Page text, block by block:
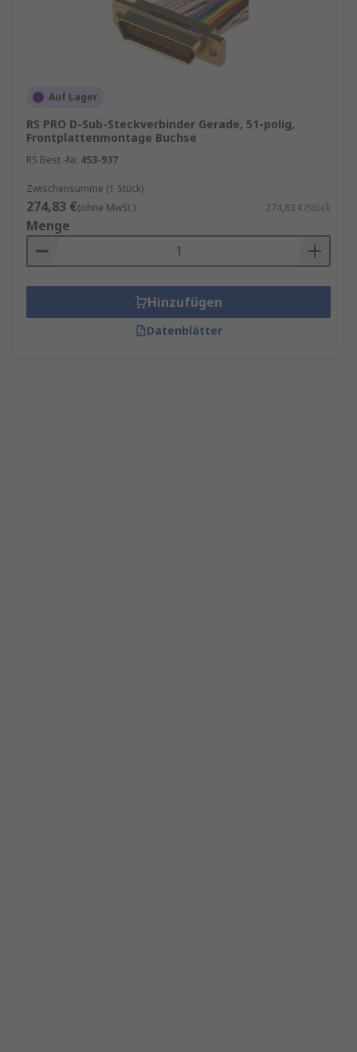
Auf Lager
RS PRO D-Sub-Steckverbinder Gerade, 51-polig,
Frontplattenmontage Buchse
RS Best.-Nr. 453-937
Zwischensumme (1 Stück)
274,83 €(ohne MwSt.) 274,83 €/Stück
Menge
Hinzufügen
Datenblätter